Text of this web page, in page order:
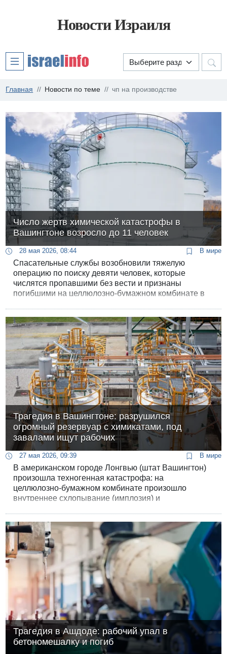
Новости Израиля
Главная Новости по теме чп на производстве
Число жертв химической катастрофы в
Вашингтоне возросло до 11 человек
28 мая 2026, 08:44 В мире
Спасательные службы возобновили тяжелую
операцию по поиску девяти человек, которые
числятся пропавшими без вести и признаны
погибшими на целлюлозно-бумажном комбинате в
ставшее одной из самых масштабных и
смертоносных аварий на производстве в США за
последние годы.
Трагедия в Вашингтоне: разрушился
огромный резервуар с химикатами, под
завалами ищут рабочих
27 мая 2026, 09:39 В мире
В американском городе Лонгвью (штат Вашингтон)
произошла техногенная катастрофа: на
целлюлозно-бумажном комбинате произошло
внутреннее схлопывание (имплозия) и
составом. По официальным данным, как минимум
один сотрудник предприятия погиб. Еще девять
человек числятся пропавшими без вести, и
спасатели прямо заявляют: шансов найти их
живыми практически нет.
Трагедия в Ашдоде: рабочий упал в
бетономешалку и погиб